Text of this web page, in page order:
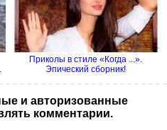
Приколы в стиле «Когда ...».
Эпический сборник!
и авторизованные
комментарии.